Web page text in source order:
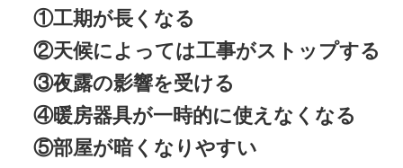
①工期が長くなる
②天候によっては工事がストップする
③夜露の影響を受ける
④暖房器具が一時的に使えなくなる
⑤部屋が暗くなりやすい